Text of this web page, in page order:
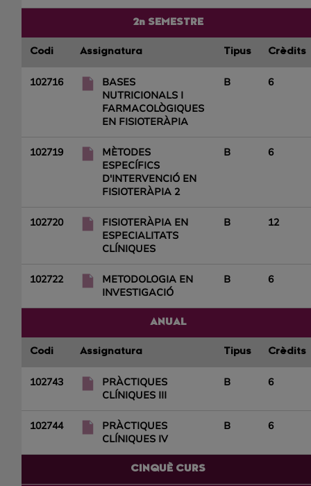
2n SEMESTRE
Codi Assignatura Tipus Crèdits
102716
BASES
NUTRICIONALS I
FARMACOLÒGIQUES
EN FISIOTERÀPIA
B 6
102719
MÈTODES
ESPECÍFICS
D'INTERVENCIÓ EN
FISIOTERÀPIA 2
B 6
102720
FISIOTERÀPIA EN
ESPECIALITATS
CLÍNIQUES
B 12
102722
METODOLOGIA EN
INVESTIGACIÓ
B 6
ANUAL
Codi Assignatura Tipus Crèdits
102743
PRÀCTIQUES
CLÍNIQUES III
B 6
102744
PRÀCTIQUES
CLÍNIQUES IV
B 6
CINQUÈ CURS